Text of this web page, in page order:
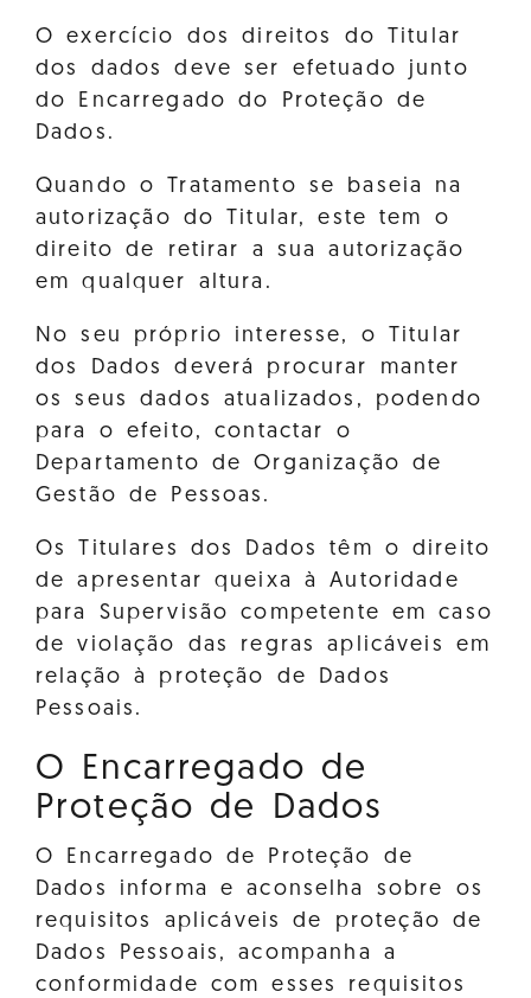
O exercício dos direitos do Titular
dos dados deve ser efetuado junto
do Encarregado do Proteção de
Dados.
Quando o Tratamento se baseia na
autorização do Titular, este tem o
direito de retirar a sua autorização
em qualquer altura.
No seu próprio interesse, o Titular
dos Dados deverá procurar manter
os seus dados atualizados, podendo
para o efeito, contactar o
Departamento de Organização de
Gestão de Pessoas.
Os Titulares dos Dados têm o direito
de apresentar queixa à Autoridade
para Supervisão competente em caso
de violação das regras aplicáveis em
relação à proteção de Dados
Pessoais.
O Encarregado de
Proteção de Dados
O Encarregado de Proteção de
Dados informa e aconselha sobre os
requisitos aplicáveis de proteção de
Dados Pessoais, acompanha a
conformidade com esses requisitos